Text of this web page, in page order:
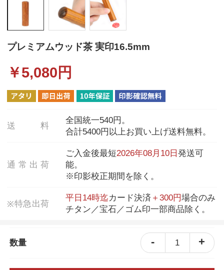
プレミアムウッド茶 実印16.5mm
￥5,080 円
送 料
全国統一540円。
合計5400円以上お買い上げ送料無料。
通 常 出 荷
ご入金後最短2026年08月10日発送可
能。
※印影校正期間を除く。
※特急出荷
平日14時迄カード決済 ＋300円場合のみ
チタン／宝石／ゴム印一部商品除く。
数量 - 1 +